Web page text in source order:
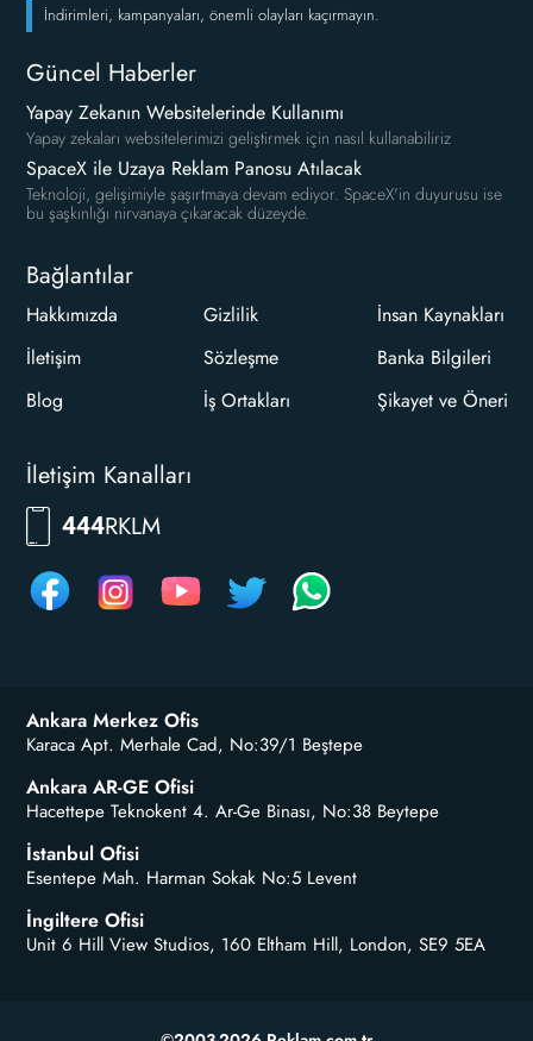
İndirimleri, kampanyaları, önemli olayları kaçırmayın.
Güncel Haberler
Yapay Zekanın Websitelerinde Kullanımı
Yapay zekaları websitelerimizi geliştirmek için nasıl kullanabiliriz
SpaceX ile Uzaya Reklam Panosu Atılacak
Teknoloji, gelişimiyle şaşırtmaya devam ediyor. SpaceX'in duyurusu ise
bu şaşkınlığı nirvanaya çıkaracak düzeyde.
Bağlantılar
Hakkımızda
İletişim
Blog
Gizlilik
Sözleşme
İş Ortakları
İnsan Kaynakları
Banka Bilgileri
Şikayet ve Öneri
İletişim Kanalları
444RKLM
Ankara Merkez Ofis
Karaca Apt. Merhale Cad, No:39/1 Beştepe
Ankara AR-GE Ofisi
Hacettepe Teknokent 4. Ar-Ge Binası, No:38 Beytepe
İstanbul Ofisi
Esentepe Mah. Harman Sokak No:5 Levent
İngiltere Ofisi
Unit 6 Hill View Studios, 160 Eltham Hill, London, SE9 5EA